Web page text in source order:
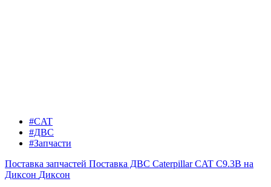
#CAT
#ДВС
#Запчасти
Поставка запчастей Поставка ДВС Caterpillar CAT C9.3B на
Диксон Диксон